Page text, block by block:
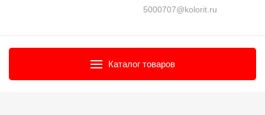
5000707@kolorit.ru
Каталог товаров